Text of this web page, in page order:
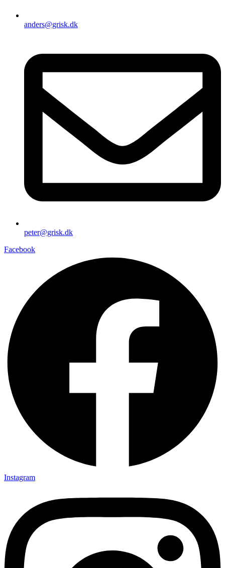
anders@grisk.dk
peter@grisk.dk
Facebook
Instagram